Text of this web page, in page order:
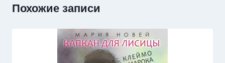
Похожие записи